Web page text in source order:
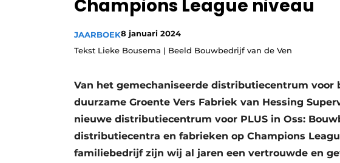
Podcasts
Privacy / Cookie statement
storymetadata
Vacatures
Video’s
Champions League niveau
JAARBOEK8 januari 2024
Tekst Lieke Bousema | Beeld Bouwbedrijf van de Ven
Van het gemechaniseerde distributiecentrum
duurzame Groente Vers Fabriek van Hessing
nieuwe distributiecentrum voor PLUS in Oss:
distributiecentra en fabrieken op Champions
familiebedrijf zijn wij al jaren een vertrouwde en